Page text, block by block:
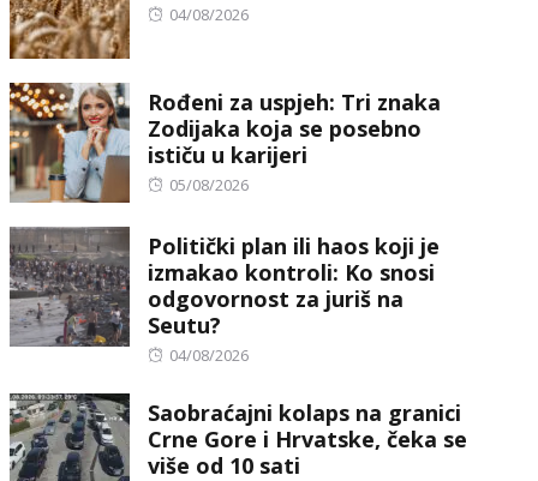
Posted
04/08/2026
Rođeni za uspjeh: Tri znaka
Zodijaka koja se posebno
ističu u karijeri
Posted
05/08/2026
Politički plan ili haos koji je
izmakao kontroli: Ko snosi
odgovornost za juriš na
Seutu?
Posted
04/08/2026
Saobraćajni kolaps na granici
Crne Gore i Hrvatske, čeka se
više od 10 sati